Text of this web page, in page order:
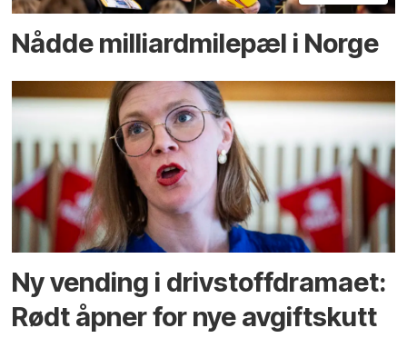
Nådde milliard­­milepæl i Norge
Ny vending i drivstoffdramaet:
Rødt åpner for nye avgiftskutt